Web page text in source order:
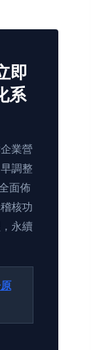
即
系
業營
調整
面佈
核功
永續